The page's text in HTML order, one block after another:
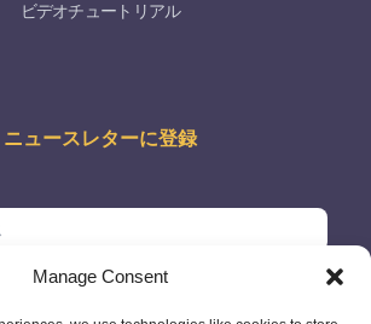
Manage Consent
ビデオチュートリアル
ニュースレターに登録